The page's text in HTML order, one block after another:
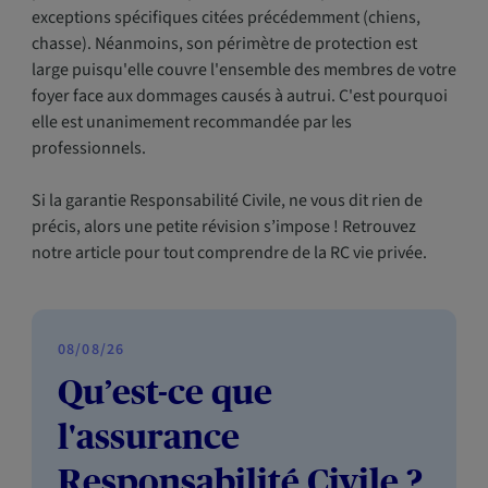
exceptions spécifiques citées précédemment (chiens,
chasse). Néanmoins, son périmètre de protection est
large puisqu'elle couvre l'ensemble des membres de votre
foyer face aux dommages causés à autrui. C'est pourquoi
elle est unanimement recommandée par les
professionnels.
Si la garantie Responsabilité Civile, ne vous dit rien de
précis, alors une petite révision s’impose ! Retrouvez
notre article pour tout comprendre de la RC vie privée.
08/08/26
Qu’est-ce que
l'assurance